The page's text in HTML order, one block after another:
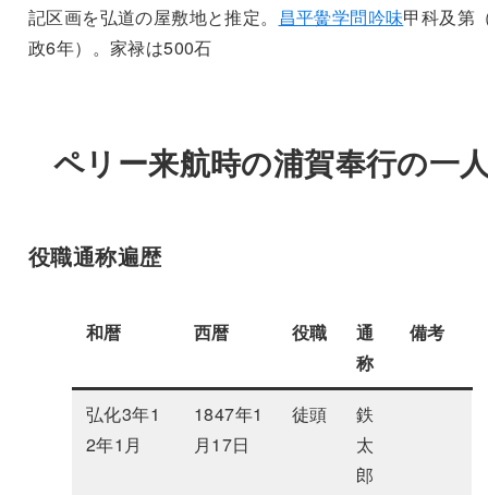
記区画を弘道の屋敷地と推定。
昌平黌学問吟味甲科及第
政6年）。家禄は500石
ペリー来航時の浦賀奉行の一
役職通称遍歴
和暦 西暦 役職
通
称
備考
弘化3年1
2年1月
1847年1
月17日
徒頭
鉄
太
郎